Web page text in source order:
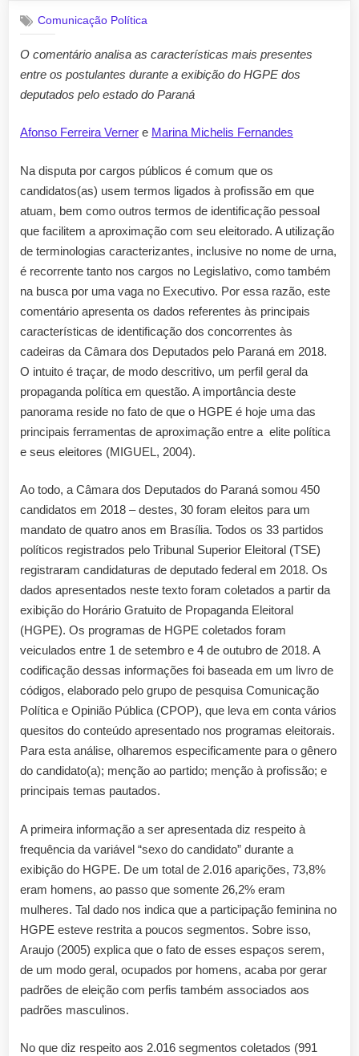
Comunicação Política
O comentário analisa as características mais presentes
entre os postulantes durante a exibição do HGPE dos
deputados pelo estado do Paraná
Afonso Ferreira Verner e Marina Michelis Fernandes
Na disputa por cargos públicos é comum que os
candidatos(as) usem termos ligados à profissão em que
atuam, bem como outros termos de identificação pessoal
que facilitem a aproximação com seu eleitorado. A utilização
de terminologias caracterizantes, inclusive no nome de urna,
é recorrente tanto nos cargos no Legislativo, como também
na busca por uma vaga no Executivo. Por essa razão, este
comentário apresenta os dados referentes às principais
características de identificação dos concorrentes às
cadeiras da Câmara dos Deputados pelo Paraná em 2018.
O intuito é traçar, de modo descritivo, um perfil geral da
propaganda política em questão. A importância deste
panorama reside no fato de que o HGPE é hoje uma das
principais ferramentas de aproximação entre a elite política
e seus eleitores (MIGUEL, 2004).
Ao todo, a Câmara dos Deputados do Paraná somou 450
candidatos em 2018 – destes, 30 foram eleitos para um
mandato de quatro anos em Brasília. Todos os 33 partidos
políticos registrados pelo Tribunal Superior Eleitoral (TSE)
registraram candidaturas de deputado federal em 2018. Os
dados apresentados neste texto foram coletados a partir da
exibição do Horário Gratuito de Propaganda Eleitoral
(HGPE). Os programas de HGPE coletados foram
veiculados entre 1 de setembro e 4 de outubro de 2018. A
codificação dessas informações foi baseada em um livro de
códigos, elaborado pelo grupo de pesquisa Comunicação
Política e Opinião Pública (CPOP), que leva em conta vários
quesitos do conteúdo apresentado nos programas eleitorais.
Para esta análise, olharemos especificamente para o gênero
do candidato(a); menção ao partido; menção à profissão; e
principais temas pautados.
A primeira informação a ser apresentada diz respeito à
frequência da variável “sexo do candidato” durante a
exibição do HGPE. De um total de 2.016 aparições, 73,8%
eram homens, ao passo que somente 26,2% eram
mulheres. Tal dado nos indica que a participação feminina no
HGPE esteve restrita a poucos segmentos. Sobre isso,
Araujo (2005) explica que o fato de esses espaços serem,
de um modo geral, ocupados por homens, acaba por gerar
padrões de eleição com perfis também associados aos
padrões masculinos.
No que diz respeito aos 2.016 segmentos coletados (991